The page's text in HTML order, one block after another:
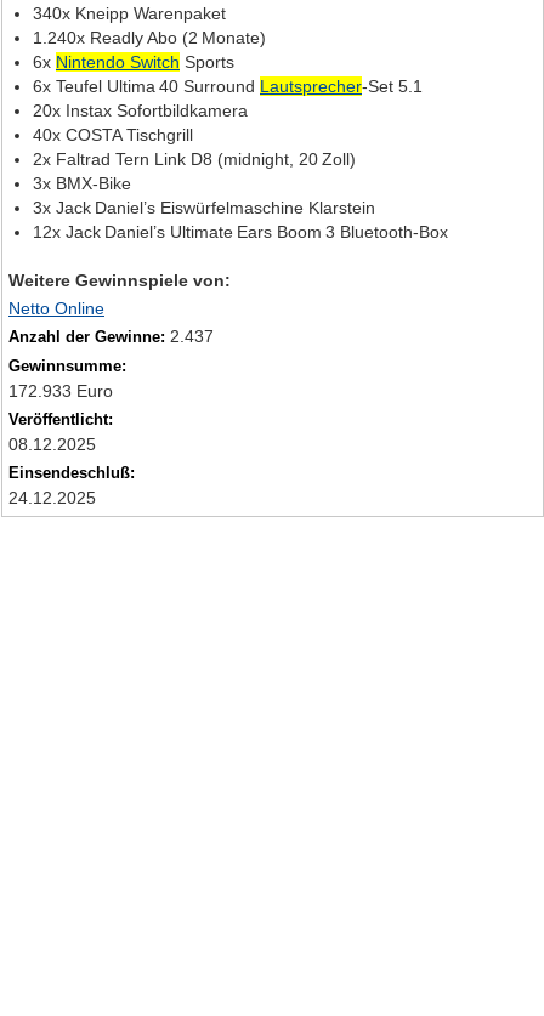
340x Kneipp Warenpaket
1.240x Readly Abo (2 Monate)
6x Nintendo Switch Sports
6x Teufel Ultima 40 Surround Lautsprecher‑Set 5.1
20x Instax Sofortbildkamera
40x COSTA Tischgrill
2x Faltrad Tern Link D8 (midnight, 20 Zoll)
3x BMX‑Bike
3x Jack Daniel’s Eiswürfelmaschine Klarstein
12x Jack Daniel’s Ultimate Ears Boom 3 Bluetooth‑Box
Weitere Gewinnspiele von:
Netto Online
Anzahl der Gewinne: 2.437
Gewinnsumme:
172.933 Euro
Veröffentlicht:
08.12.2025
Einsendeschluß:
24.12.2025